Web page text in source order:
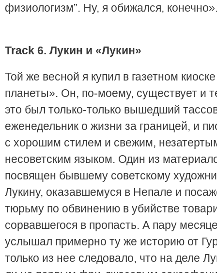
физиологизм”. Ну, я обижался,
Track 6. Лукин и «Лукин»
Той же весной я купил в газетном
планеты». Он, по-моему, существует и
это был только-только вышедший
еженедельник о жизни за границей, и
с хорошим стилем и свежим,
несоветским языком. Один из
посвящен бывшему советскому
Лукину, оказавшемуся в Непале и
тюрьму по обвинению в убийстве
сорвавшегося в пропасть. А пару
услышал примерно ту же историю от
только из нее следовало, что на деле